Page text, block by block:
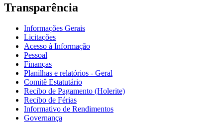
Transparência
Informações Gerais
Licitações
Acesso à Informação
Pessoal
Finanças
Planilhas e relatórios - Geral
Comitê Estatutário
Recibo de Pagamento (Holerite)
Recibo de Férias
Informativo de Rendimentos
Governança